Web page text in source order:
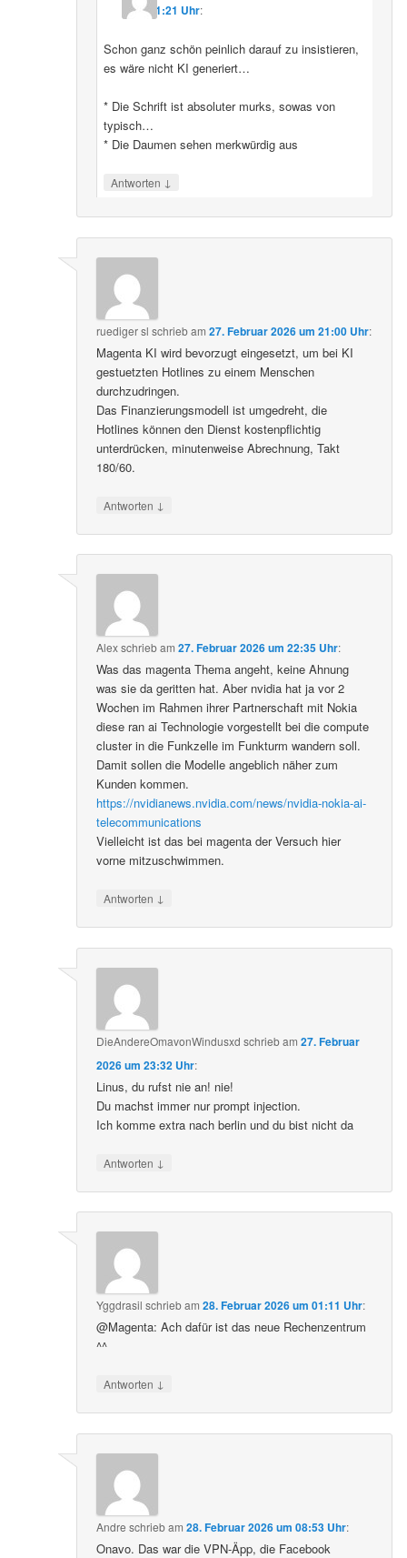
11:21 Uhr:
Schon ganz schön peinlich darauf zu insistieren,
es wäre nicht KI generiert…
* Die Schrift ist absoluter murks, sowas von
typisch…
* Die Daumen sehen merkwürdig aus
Antworten ↓
ruediger sl schriebam27. Februar 2026 um 21:00 Uhr:
Magenta KI wird bevorzugt eingesetzt, um bei KI
gestuetzten Hotlines zu einem Menschen
durchzudringen.
Das Finanzierungsmodell ist umgedreht, die
Hotlines können den Dienst kostenpflichtig
unterdrücken, minutenweise Abrechnung, Takt
180/60.
Antworten ↓
Alexschriebam27. Februar 2026 um 22:35 Uhr:
Was das magenta Thema angeht, keine Ahnung
was sie da geritten hat. Aber nvidia hat ja vor 2
Wochen im Rahmen ihrer Partnerschaft mit Nokia
diese ran ai Technologie vorgestellt bei die compute
cluster in die Funkzelle im Funkturm wandern soll.
Damit sollen die Modelle angeblich näher zum
Kunden kommen.
https://nvidianews.nvidia.com/news/nvidia-nokia-ai-
telecommunications
Vielleicht ist das bei magenta der Versuch hier
vorne mitzuschwimmen.
Antworten ↓
DieAndereOmavonWindusxd schriebam27. Februar
2026 um 23:32 Uhr:
Linus, du rufst nie an! nie!
Du machst immer nur prompt injection.
Ich komme extra nach berlin und du bist nicht da
Antworten ↓
Yggdrasil schriebam28. Februar 2026 um 01:11 Uhr:
@Magenta: Ach dafür ist das neue Rechenzentrum
^^
Antworten ↓
Andre schriebam28. Februar 2026 um 08:53 Uhr:
Onavo. Das war die VPN-Äpp, die Facebook